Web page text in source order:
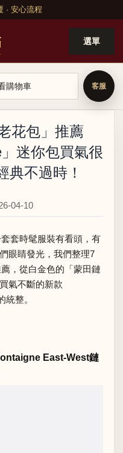
· 安心流程
選單
購物車
花包」推薦
迷你包買氣很
典不過時！
04-10
套時髦服裝有看頭，有
眼睛發光，我們整理7
，從白金色的「蒙田鏈
氣不斷的新款
統整。
East-West鏈